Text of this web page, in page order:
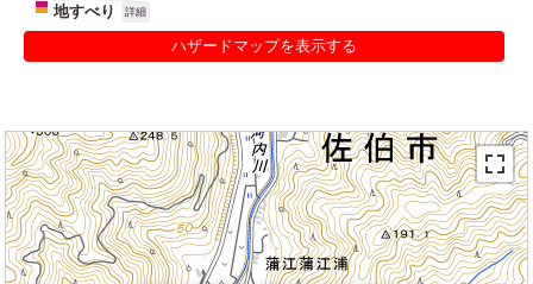
地すべり 詳細
ハザードマップを表示する